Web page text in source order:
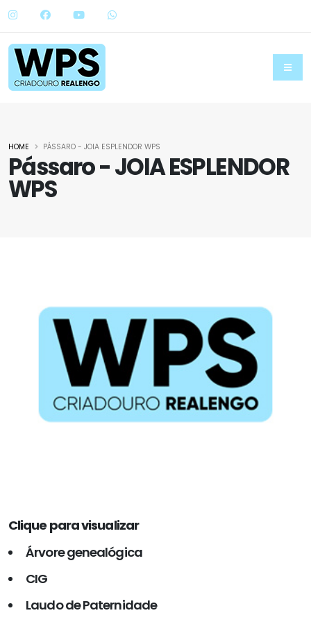
Pássaro - JOIA ESPLENDOR
WPS
HOME PÁSSARO - JOIA ESPLENDOR WPS
Clique para visualizar
Árvore genealógica
CIG
Laudo de Paternidade